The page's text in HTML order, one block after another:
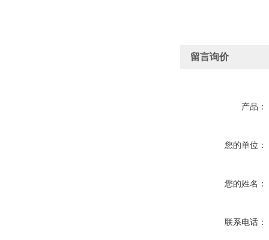
留言询价
产品：
您的单位：
您的姓名：
联系电话：